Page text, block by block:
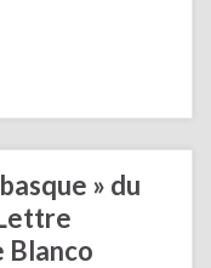
» du
Blanco